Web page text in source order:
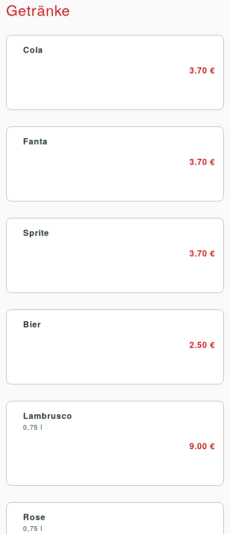
Getränke
Cola
3.70 €
Fanta
3.70 €
Sprite
3.70 €
Bier
2.50 €
Lambrusco
0,75 l
9.00 €
Rose
0,75 l